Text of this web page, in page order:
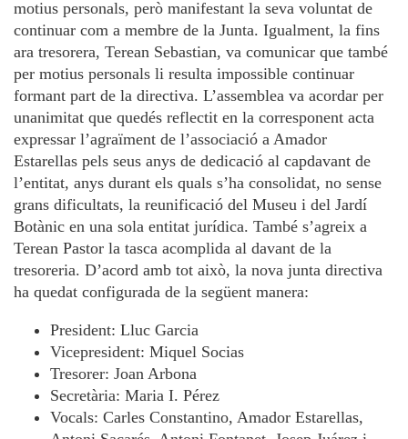
motius personals, però manifestant la seva voluntat de
continuar com a membre de la Junta. Igualment, la fins
ara tresorera, Terean Sebastian, va comunicar que també
per motius personals li resulta impossible continuar
formant part de la directiva. L’assemblea va acordar per
unanimitat que quedés reflectit en la corresponent acta
expressar l’agraïment de l’associació a Amador
Estarellas pels seus anys de dedicació al capdavant de
l’entitat, anys durant els quals s’ha consolidat, no sense
grans dificultats, la reunificació del Museu i del Jardí
Botànic en una sola entitat jurídica. També s’agreix a
Terean Pastor la tasca acomplida al davant de la
tresoreria. D’acord amb tot això, la nova junta directiva
ha quedat configurada de la següent manera:
President: Lluc Garcia
Vicepresident: Miquel Socias
Tresorer: Joan Arbona
Secretària: Maria I. Pérez
Vocals: Carles Constantino, Amador Estarellas,